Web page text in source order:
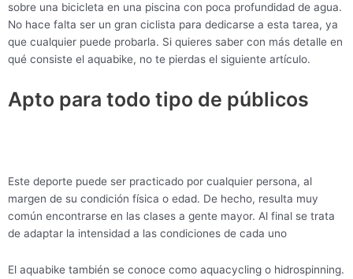
sobre una bicicleta en una piscina con poca profundidad de agua.
No hace falta ser un gran ciclista para dedicarse a esta tarea, ya
que cualquier puede probarla. Si quieres saber con más detalle en
qué consiste el aquabike, no te pierdas el siguiente artículo.
Apto para todo tipo de públicos
Este deporte puede ser practicado por cualquier persona, al
margen de su condición física o edad. De hecho, resulta muy
común encontrarse en las clases a gente mayor. Al final se trata
de adaptar la intensidad a las condiciones de cada uno
El aquabike también se conoce como aquacycling o hidrospinning.